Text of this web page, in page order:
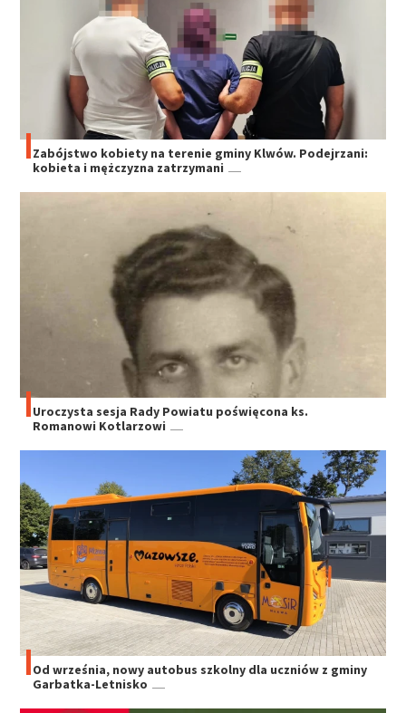
Zabójstwo kobiety na terenie gminy Klwów. Podejrzani:
kobieta i mężczyzna zatrzymani
Uroczysta sesja Rady Powiatu poświęcona ks.
Romanowi Kotlarzowi
Od września, nowy autobus szkolny dla uczniów z gminy
Garbatka-Letnisko